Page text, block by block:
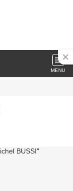
MENU